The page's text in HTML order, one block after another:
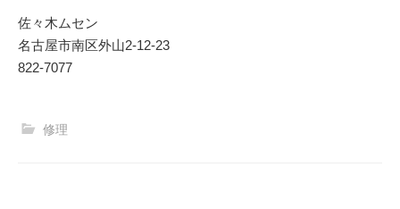
佐々木ムセン
名古屋市南区外山2-12-23
822-7077
修理